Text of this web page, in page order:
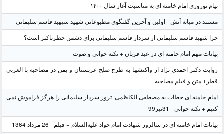
پیام نوروزی امام خامنه ای به مناسبت آغاز سال ۱۴۰۰
مستند در میانه آتش - اولین و آخرین گفتگوی مطبوعاتی شهید سپهبد قاسم سلیمانی
چرا شهید قاسم سلیمانی از سردار قاسم سلیمانی برای دشمن خطرناکتر است؟
بیانات مهم امام خامنه ای در عید قربان + نکته خوانی و صوت
روایت دکتر احمدی نژاد از واکنشها به طرح صلح عربستان و یمن در مصاحبه با العربی
قطر+ متن و فیلم مصاحبه
امام خامنه ای خطاب به مصطفی الکاظمی: ترور سردار سلیمانی را هرگز فراموش نمی
کنیم + نکته خوانی - 31تیر99
بیانات امام خامنه ای در سالروز شهادت امام جواد علیه‌السلام + فیلم - 26 مرداد 1364